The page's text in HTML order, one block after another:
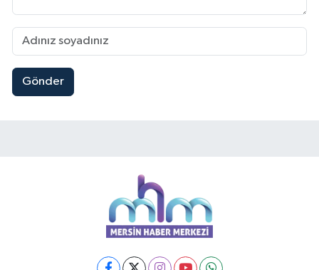
Gönder